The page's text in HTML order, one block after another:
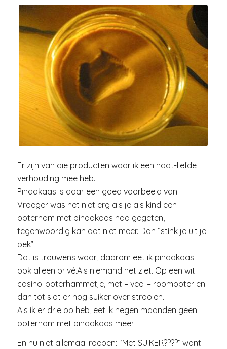
Er zijn van die producten waar ik een haat-liefde
verhouding mee heb.
Pindakaas is daar een goed voorbeeld van.
Vroeger was het niet erg als je als kind een
boterham met pindakaas had gegeten,
tegenwoordig kan dat niet meer. Dan “stink je uit je
bek”
Dat is trouwens waar, daarom eet ik pindakaas
ook alleen privé.Als niemand het ziet. Op een wit
casino-boterhammetje, met – veel – roomboter en
dan tot slot er nog suiker over strooien.
Als ik er drie op heb, eet ik negen maanden geen
boterham met pindakaas meer.
En nu niet allemaal roepen: “Met SUIKER????” want